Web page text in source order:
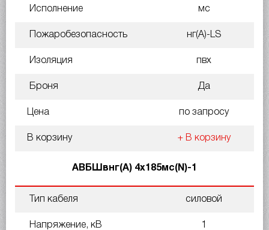
Исполнение мс
Пожаробезопасность нг(A)-LS
Изоляция пвх
Броня Да
Цена по запросу
В корзину + В корзину
АВБШвнг(А) 4х185мс(N)-1
Тип кабеля силовой
Напряжение, кВ 1